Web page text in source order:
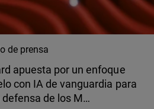
de prensa
apuesta por un enfoque
con IA de vanguardia para
de los M…